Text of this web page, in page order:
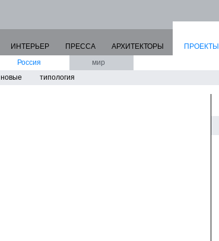
ИНТЕРЬЕР ПРЕССА АРХИТЕКТОРЫ
ПРОЕКТЫ
Россия
новые
типология
мир